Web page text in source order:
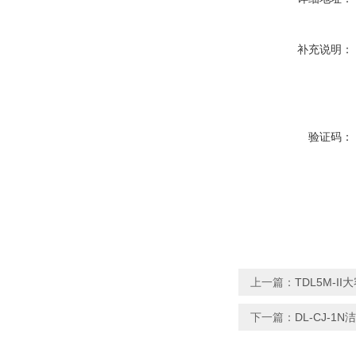
补充说明：
验证码：
上一篇： TDL5M-II
下一篇： DL-CJ-1N